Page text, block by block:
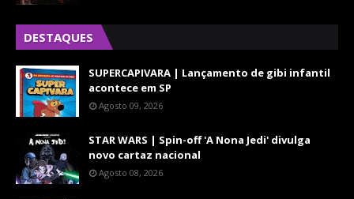
DESTAQUES
SUPERCAPIVARA | Lançamento de gibi infantil
acontece em SP
Agosto 09, 2026
STAR WARS | Spin-off 'A Nona Jedi' divulga
novo cartaz nacional
Agosto 08, 2026